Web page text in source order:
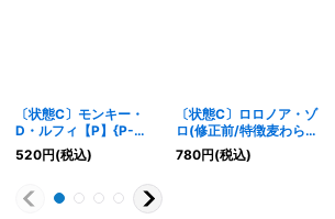
〔状態C〕モンキー・
D・ルフィ【P】{P-
006}
520円(税込)
〔状態C〕ロロノア・ゾ
ロ(修正前/特徴麦わらの
一味)【P】{P-042}
780円(税込)